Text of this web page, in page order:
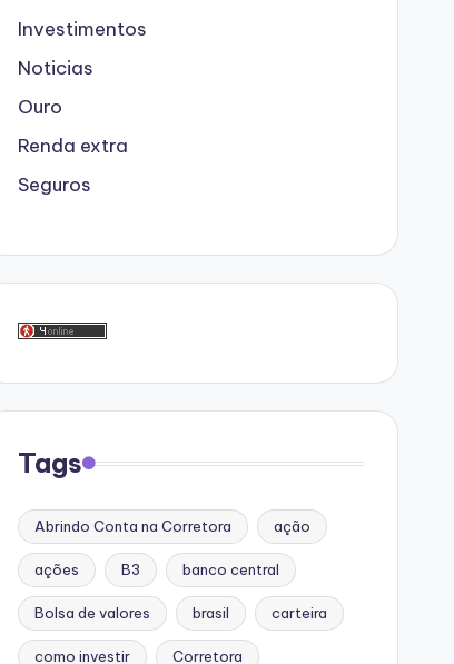
Investimentos
Noticias
Ouro
Renda extra
Seguros
Tags
Abrindo Conta na Corretora ação
ações B3 banco central
Bolsa de valores brasil carteira
como investir Corretora